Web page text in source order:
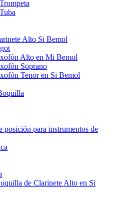
Alto Si Bemol
Alto en Mi Bemol
Soprano
Tenor en Si Bemol
posición para instrumentos de
de Clarinete Alto en Si